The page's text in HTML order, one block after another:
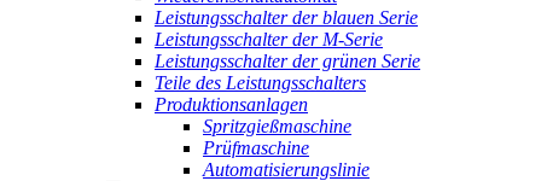
Leistungsschalter der blauen Serie
Leistungsschalter der M-Serie
Leistungsschalter der grünen Serie
Teile des Leistungsschalters
Produktionsanlagen
Spritzgießmaschine
Prüfmaschine
Automatisierungslinie